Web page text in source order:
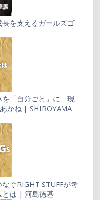
を支えるガールズゴ
「自分ごと」に、現
かね | SHIROYAMA
ぐRIGHT STUFFが考
とは | 河島徳基